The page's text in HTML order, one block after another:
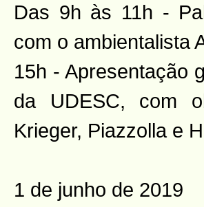
Das 9h às 11h -
com o ambientalista
15h - Apresentação
da UDESC, com
Krieger, Piazzolla e
1 de junho de 2019